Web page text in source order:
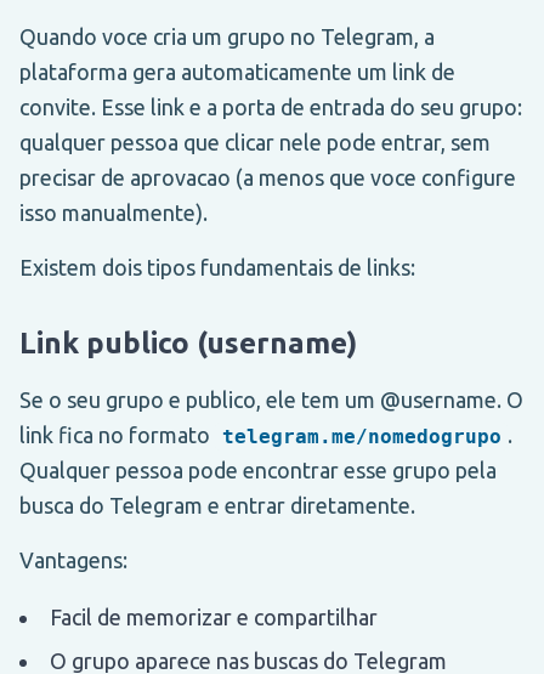
Quando voce cria um grupo no Telegram, a
plataforma gera automaticamente um link de
convite. Esse link e a porta de entrada do seu grupo:
qualquer pessoa que clicar nele pode entrar, sem
precisar de aprovacao (a menos que voce configure
isso manualmente).
Existem dois tipos fundamentais de links:
Link publico (username)
Se o seu grupo e publico, ele tem um @username. O
link fica no formato telegram.me/nomedogrupo .
Qualquer pessoa pode encontrar esse grupo pela
busca do Telegram e entrar diretamente.
Vantagens:
Facil de memorizar e compartilhar
O grupo aparece nas buscas do Telegram